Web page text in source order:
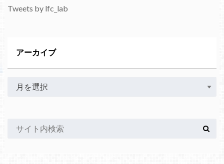
Tweets by lfc_lab
アーカイブ